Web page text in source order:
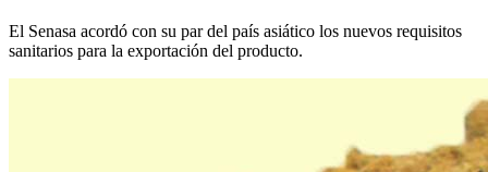
El Senasa acordó con su par del país asiático los nuevos requisitos
sanitarios para la exportación del producto.